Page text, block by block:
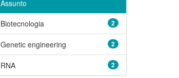
Assunto
2
Biotecnologia
2
Genetic engineering
2
RNA